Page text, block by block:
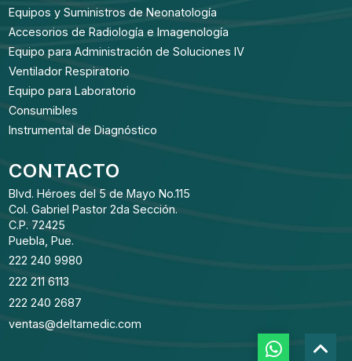
Equipos y Suministros de Neonatología
Accesorios de Radiología e Imagenología
Equipo para Administración de Soluciones IV
Ventilador Respiratorio
Equipo para Laboratorio
Consumibles
Instrumental de Diagnóstico
CONTACTO
Blvd. Héroes del 5 de Mayo No.115
Col. Gabriel Pastor 2da Sección.
C.P. 72425
Puebla, Pue.
222 240 9980
222 211 6113
222 240 2687
ventas@deltamedic.com